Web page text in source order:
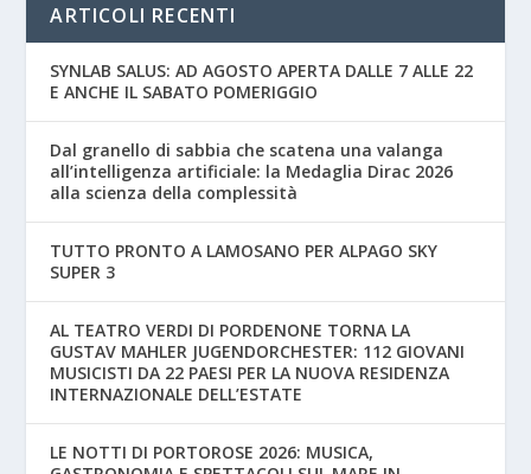
ARTICOLI RECENTI
SYNLAB SALUS: AD AGOSTO APERTA DALLE 7 ALLE 22
E ANCHE IL SABATO POMERIGGIO
Dal granello di sabbia che scatena una valanga
all’intelligenza artificiale: la Medaglia Dirac 2026
alla scienza della complessità
TUTTO PRONTO A LAMOSANO PER ALPAGO SKY
SUPER 3
AL TEATRO VERDI DI PORDENONE TORNA LA
GUSTAV MAHLER JUGENDORCHESTER: 112 GIOVANI
MUSICISTI DA 22 PAESI PER LA NUOVA RESIDENZA
INTERNAZIONALE DELL’ESTATE
LE NOTTI DI PORTOROSE 2026: MUSICA,